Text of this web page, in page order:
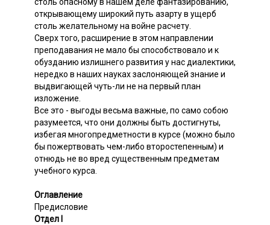
открывающему широкий путь азарту в ущерб
столь желательному на войне расчету.
Сверх того, расширение в этом направлении
преподавания не мало бы способствовало и к
обузданию излишнего развития у нас диалектики,
нередко в наших науках заслоняющей знание и
выдвигающей чуть-ли не на первый план
изложение.
Все это - выгоды весьма важные, по само собою
разумеется, что они должны быть достигнуты,
избегая многопредметности в курсе (можно было
бы пожертвовать чем-либо второстепенным) и
отнюдь не во вред существенным предметам
учебного курса.
Оглавление
Предисловие
Отдел I